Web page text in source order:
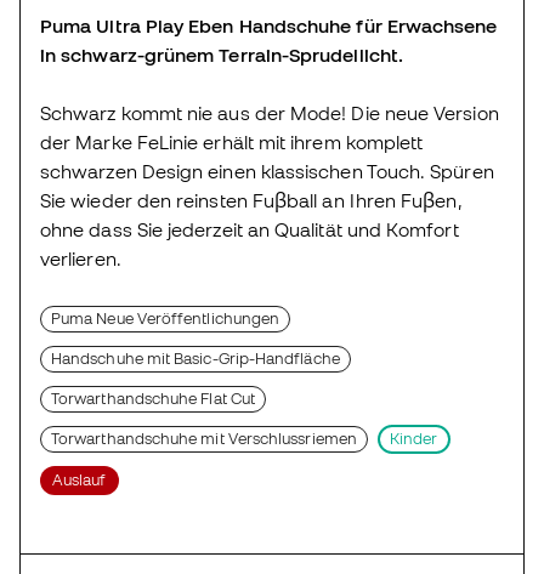
Puma Ultra Play Eben Handschuhe für Erwachsene
in schwarz-grünem Terrain-Sprudellicht.
Schwarz kommt nie aus der Mode! Die neue Version
der Marke FeLinie erhält mit ihrem komplett
schwarzen Design einen klassischen Touch. Spüren
Sie wieder den reinsten Fuβball an Ihren Fuβen,
ohne dass Sie jederzeit an Qualität und Komfort
verlieren.
Puma Neue Veröffentlichungen
Handschuhe mit Basic-Grip-Handfläche
Torwarthandschuhe Flat Cut
Torwarthandschuhe mit Verschlussriemen Kinder
Auslauf